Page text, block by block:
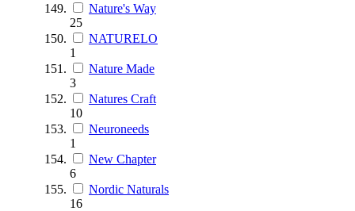
Nature's Way
25
NATURELO
1
Nature Made
3
Natures Craft
10
Neuroneeds
1
New Chapter
6
Nordic Naturals
16